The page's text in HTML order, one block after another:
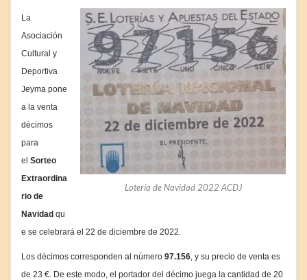
Lotería de Navidad 2022 ACDJ
La
Asociación
Cultural y
Deportiva
Jeyma pone
a la venta
décimos
para
el Sorteo
Extraordina
rio de
Navidad qu
e se celebrará el 22 de diciembre de 2022.
Los décimos corresponden al número 97.156 , y su precio de venta es
de 23 €. De este modo, el portador del décimo juega la cantidad de 20